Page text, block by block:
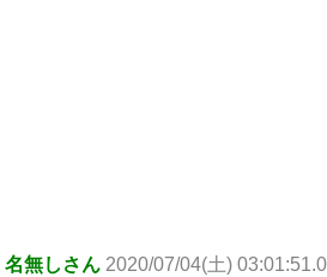
名無しさん 2020/07/04(土)